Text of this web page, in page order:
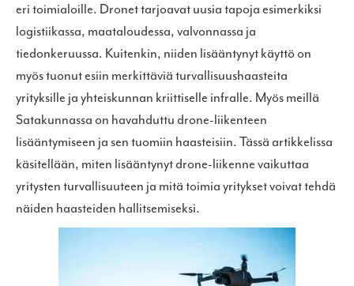
eri toimialoille. Dronet tarjoavat uusia tapoja esimerkiksi
logistiikassa, maataloudessa, valvonnassa ja
tiedonkeruussa. Kuitenkin, niiden lisääntynyt käyttö on
myös tuonut esiin merkittäviä turvallisuushaasteita
yrityksille ja yhteiskunnan kriittiselle infralle. Myös meillä
Satakunnassa on havahduttu drone-liikenteen
lisääntymiseen ja sen tuomiin haasteisiin. Tässä artikkelissa
käsitellään, miten lisääntynyt drone-liikenne vaikuttaa
yritysten turvallisuuteen ja mitä toimia yritykset voivat tehdä
näiden haasteiden hallitsemiseksi.